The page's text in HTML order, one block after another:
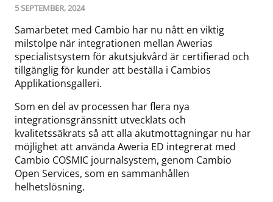
5 SEPTEMBER, 2024
Samarbetet med Cambio har nu nått en viktig
milstolpe när integrationen mellan Awerias
specialistsystem för akutsjukvård är certifierad och
tillgänglig för kunder att beställa i Cambios
Applikationsgalleri.
Som en del av processen har flera nya
integrationsgränssnitt utvecklats och
kvalitetssäkrats så att alla akutmottagningar nu har
möjlighet att använda Aweria ED integrerat med
Cambio COSMIC journalsystem, genom Cambio
Open Services, som en sammanhållen
helhetslösning.